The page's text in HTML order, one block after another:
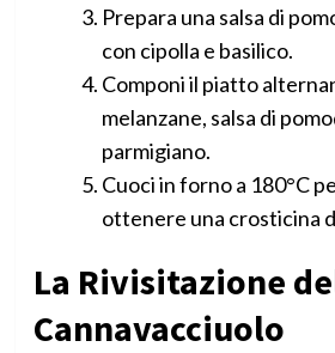
Prepara una salsa di
con cipolla e basilico.
Componi il piatto
melanzane, salsa di
parmigiano.
Cuoci in forno a 180°C
ottenere una crosticina
La Rivisitazione
Cannavacciuolo